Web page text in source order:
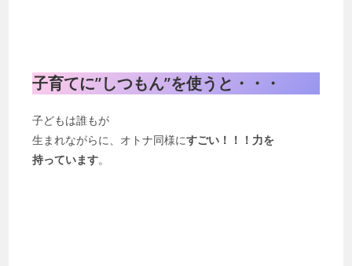
子育てに”しつもん”を使うと・・・
子どもは誰もが
生まれながらに、オトナ同様にすごい！！！力を
持っています。